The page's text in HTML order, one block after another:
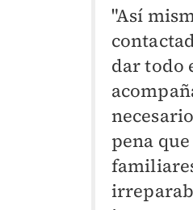
"Así
dar todo
pena